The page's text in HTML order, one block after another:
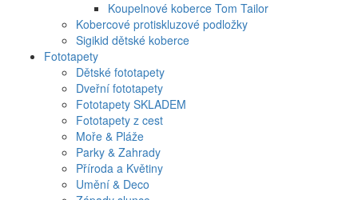
Koupelnové koberce Tom Tailor
Kobercové protiskluzové podložky
Sigikid dětské koberce
Fototapety
Dětské fototapety
Dveřní fototapety
Fototapety SKLADEM
Fototapety z cest
Moře & Pláže
Parky & Zahrady
Příroda a Květiny
Umění & Deco